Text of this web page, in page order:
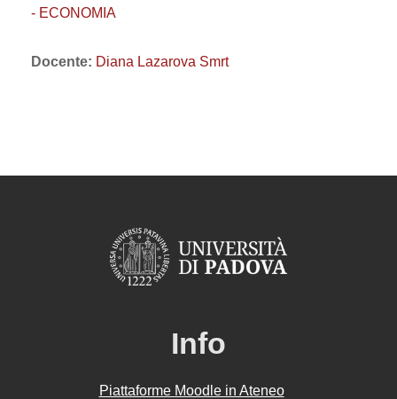
- ECONOMIA
Docente: Diana Lazarova Smrt
Info
Piattaforme Moodle in Ateneo